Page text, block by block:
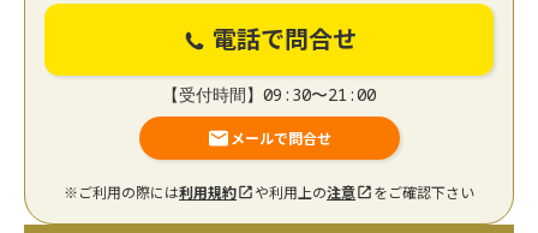
電話で問合せ
【受付時間】09:30〜21:00
メールで問合せ
※ご利用の際には利用規約 や利用上の注意 をご確認下さい